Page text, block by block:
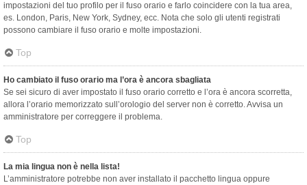
impostazioni del tuo profilo per il fuso orario e farlo coincidere con la tua area,
es. London, Paris, New York, Sydney, ecc. Nota che solo gli utenti registrati
possono cambiare il fuso orario e molte impostazioni.
Top
Ho cambiato il fuso orario ma l’ora è ancora sbagliata
Se sei sicuro di aver impostato il fuso orario corretto e l’ora è ancora scorretta,
allora l’orario memorizzato sull’orologio del server non è corretto. Avvisa un
amministratore per correggere il problema.
Top
La mia lingua non è nella lista!
L’amministratore potrebbe non aver installato il pacchetto lingua oppure